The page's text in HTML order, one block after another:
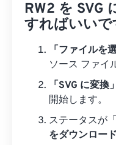
RW2 を SVG
すればいいで
「ファイルを
ソース ファイ
「SVG に変換」
開始します。
ステータスが
をダウンロード